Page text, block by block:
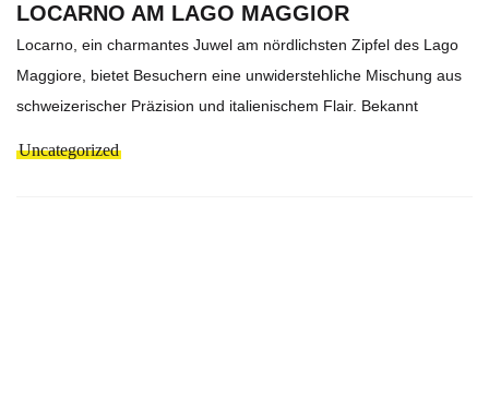
LOCARNO AM LAGO MAGGIOR
Locarno, ein charmantes Juwel am nördlichsten Zipfel des Lago
Maggiore, bietet Besuchern eine unwiderstehliche Mischung aus
schweizerischer Präzision und italienischem Flair. Bekannt
Uncategorized